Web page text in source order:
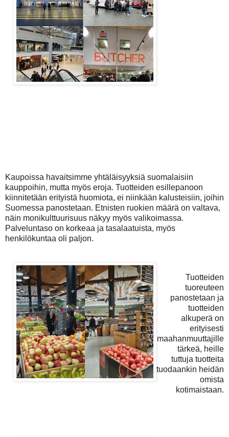
Kaupoissa havaitsimme yhtäläisyyksiä suomalaisiin
kauppoihin, mutta myös eroja. Tuotteiden esillepanoon
kiinnitetään erityistä huomiota, ei niinkään kalusteisiin, joihin
Suomessa panostetaan. Etnisten ruokien määrä on valtava,
näin monikulttuurisuus näkyy myös valikoimassa.
Palveluntaso on korkeaa ja tasalaatuista, myös
henkilökuntaa oli paljon.
Tuotteiden
tuoreuteen
panostetaan ja
tuotteiden
alkuperä on
erityisesti
maahanmuuttajille
tärkeä, heille
tuttuja tuotteita
tuodaankin heidän
omista
kotimaistaan.